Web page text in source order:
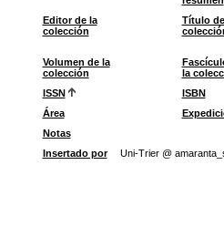
Editor de la
colección
Título
Volumen de la
colección
la
ISSN ISBN
Área
Notas
Insertado por
Uni-Trier @